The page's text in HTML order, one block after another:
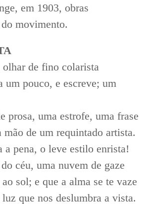
em 1903, obras
movimento.
de fino colarista
um pouco, e escreve; um
prosa, uma estrofe, uma frase
mão de um requintado artista.
a pena, o leve estilo enrista!
céu, uma nuvem de gaze
sol; e que a alma se te vaze
que nos deslumbra a vista.